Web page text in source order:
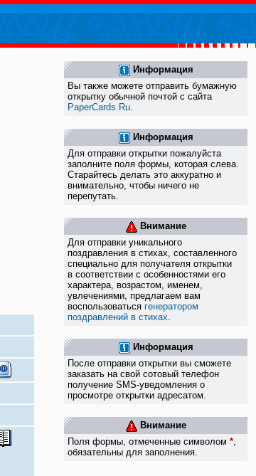
Информация
Вы также можете отправить бумажную
открытку обычной почтой с сайта
PaperCards.Ru.
Информация
Для отправки открытки пожалуйста
заполните поля формы, которая слева.
Старайтесь делать это аккуратно и
внимательно, чтобы ничего не
перепутать.
Внимание
Для отправки уникального
поздравления в стихах, составленного
специально для получателя открытки
в соответствии с особенностями его
характера, возрастом, именем,
увлечениями, предлагаем вам
воспользоваться генератором
поздравлений в стихах.
Информация
После отправки открытки вы сможете
заказать на свой сотовый телефон
получение SMS-уведомления о
просмотре открытки адресатом.
Внимание
Поля формы, отмеченные символом*,
обязательны для заполнения.